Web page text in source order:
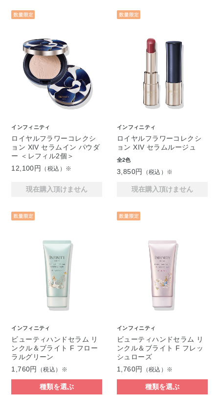
インフィニティ
ロイヤルフラワーコレクシ
ョン XIV セラムイン パウダ
ー ＜レフィル2個＞
12,100円
（税込）※
現在購入頂けません
インフィニティ
ロイヤルフラワーコレクシ
ョン XIV セラムルージュ
全2色
3,850円 （税込）※
現在購入頂けません
インフィニティ
ビューティハンドセラム リ
ンクル＆ブライト F フロー
ラルグリーン
1,760円
（税込）※
種類を選ぶ
インフィニティ
ビューティハンドセラム リ
ンクル＆ブライト F フレッ
シュローズ
1,760円
（税込）※
種類を選ぶ